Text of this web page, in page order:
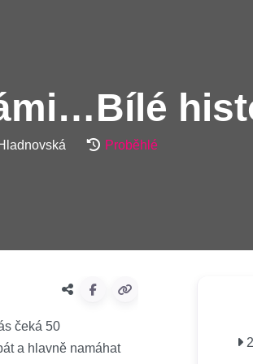
Proběhlé
čeká 50
a hlavně namáhat